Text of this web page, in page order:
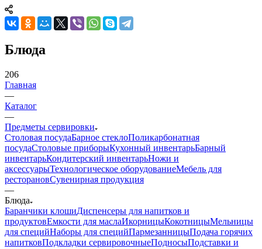
Блюда
206
Главная
—
Каталог
—
Предметы сервировки
Столовая посудаБарное стеклоПоликарбонатная
посудаСтоловые приборыКухонный инвентарьБарный
инвентарьКондитерский инвентарьНожи и
аксессуарыТехнологическое оборудованиеМебель для
ресторановСувенирная продукция
—
Блюда
Баранчики клошиДиспенсеры для напитков и
продуктовЕмкости для маслаИкорницыКокотницыМельницы
для специйНаборы для специйПармезанницыПодача горячих
напитковПодкладки сервировочныеПодносыПодставки и